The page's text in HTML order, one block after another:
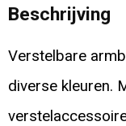
Beschrijving
Verstelbare
diverse kleuren.